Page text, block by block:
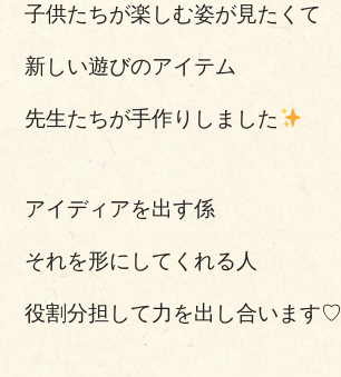
子供たちが楽しむ姿が見たくて
新しい遊びのアイテム
先生たちが手作りしました
アイディアを出す係
それを形にしてくれる人
役割分担して力を出し合います♡